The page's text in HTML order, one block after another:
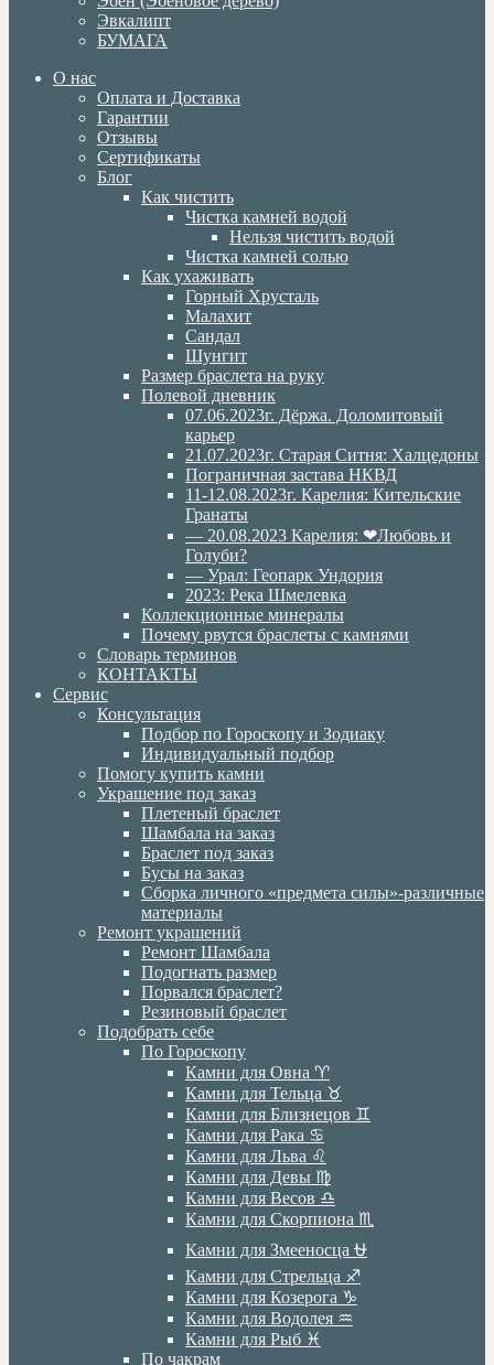
Эвкалипт
БУМАГА
О нас
Оплата и Доставка
Гарантии
Отзывы
Сертификаты
Блог
Как чистить
Чистка камней водой
Нельзя чистить водой
Чистка камней солью
Как ухаживать
Горный Хрусталь
Малахит
Сандал
Шунгит
Размер браслета на руку
Полевой дневник
07.06.2023г. Дёржа. Доломитовый
карьер
21.07.2023г. Старая Ситня: Халцедоны
Пограничная застава НКВД
11-12.08.2023г. Карелия: Кительские
Гранаты
— 20.08.2023 Карелия: ❤Любовь и
Голуби?
— Урал: Геопарк Ундория
2023: Река Шмелевка
Коллекционные минералы
Почему рвутся браслеты с камнями
Словарь терминов
КОНТАКТЫ
Сервис
Консультация
Подбор по Гороскопу и Зодиаку
Индивидуальный подбор
Помогу купить камни
Украшение под заказ
Плетеный браслет
Шамбала на заказ
Браслет под заказ
Бусы на заказ
Сборка личного «предмета силы»-различные
материалы
Ремонт украшений
Ремонт Шамбала
Подогнать размер
Порвался браслет?
Резиновый браслет
Подобрать себе
По Гороскопу
Камни для Овна ♈️
Камни для Тельца ♉️
Камни для Близнецов ♊️
Камни для Рака ♋️
Камни для Льва ♌️
Камни для Девы ♍️
Камни для Весов ♎️
Камни для Скорпиона ♏️
Камни для Змееносца ⛎
Камни для Стрельца ♐️
Камни для Козерога ♑️
Камни для Водолея ♒️
Камни для Рыб ♓️
По чакрам